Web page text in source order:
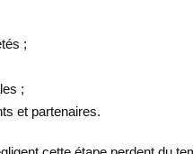
;
;
et partenaires.